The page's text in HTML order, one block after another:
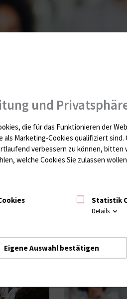
zu aktuellen Themen,
bietet außerdem Raum für
für Innere Medizin der
und
die für das Funktionieren der
als Marketing-Cookies qualifiziert
verbessern zu können, bitten
welche Cookies Sie zulassen
Statistik
Details
Eigene Auswahl bestätigen